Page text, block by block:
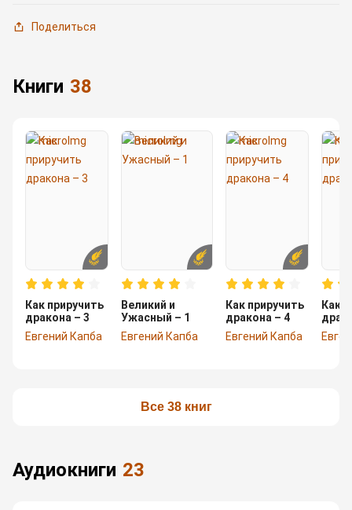
Android, чтобы не расставаться с любимыми
Поделиться
книги 38
Как приручить
дракона – 3
Евгений Капба
Великий и
Ужасный – 1
Евгений Капба
Как приручить
дракона – 4
Евгений Капба
Как
Все 38 книг
аудиокниги 23